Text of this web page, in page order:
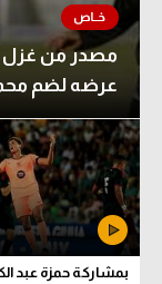
مصدر من غزل
عرضه لضم
بمشاركة حمزة عبد